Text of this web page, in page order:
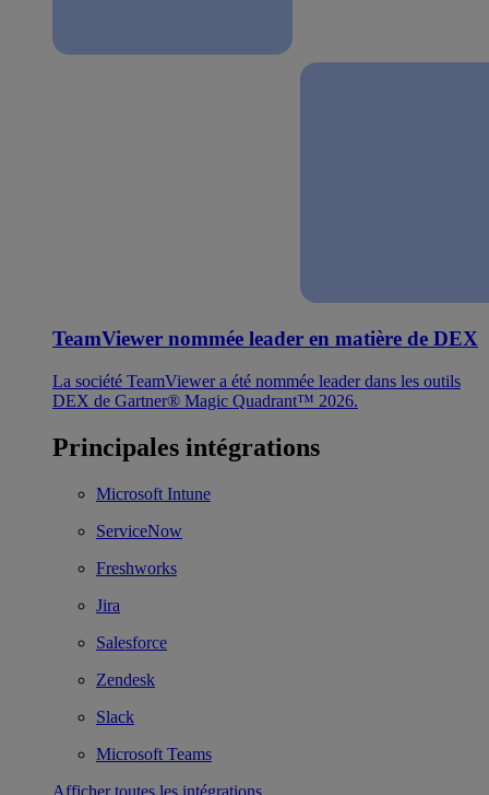
TeamViewer nommée leader en matière de DEX
La société TeamViewer a été nommée leader dans les outils
DEX de Gartner® Magic Quadrant™ 2026.
Principales intégrations
Microsoft Intune
ServiceNow
Freshworks
Jira
Salesforce
Zendesk
Slack
Microsoft Teams
Afficher toutes les intégrations